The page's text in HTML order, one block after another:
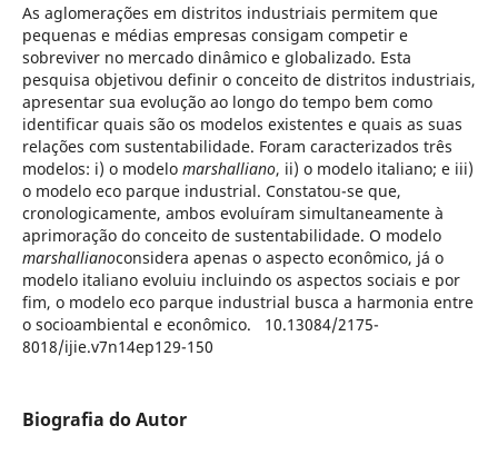
As aglomerações em distritos industriais permitem que
pequenas e médias empresas consigam competir e
sobreviver no mercado dinâmico e globalizado. Esta
pesquisa objetivou definir o conceito de distritos industriais,
apresentar sua evolução ao longo do tempo bem como
identificar quais são os modelos existentes e quais as suas
relações com sustentabilidade. Foram caracterizados três
modelos: i) o modelo marshalliano, ii) o modelo italiano; e iii)
o modelo eco parque industrial. Constatou-se que,
cronologicamente, ambos evoluíram simultaneamente à
aprimoração do conceito de sustentabilidade. O modelo
marshallianoconsidera apenas o aspecto econômico, já o
modelo italiano evoluiu incluindo os aspectos sociais e por
fim, o modelo eco parque industrial busca a harmonia entre
o socioambiental e econômico. 10.13084/2175-
8018/ijie.v7n14ep129-150
Biografia do Autor